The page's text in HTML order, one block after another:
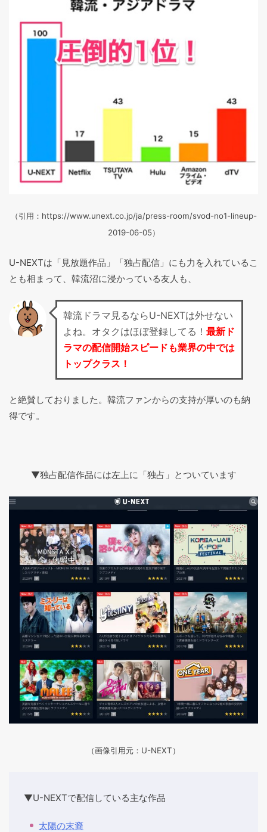
（引用：https://www.unext.co.jp/ja/press-room/svod-no1-lineup-
2019-06-05）
U-NEXTは「見放題作品」「独占配信」にも力を入れているこ
とも相まって、韓流沼に浸かっている友人も、
韓流ドラマ見るならU-NEXTは外せない
よね。オタクはほぼ登録してる！ 最新ド
ラマの配信開始スピードも業界の中では
トップクラス！
と絶賛しておりました。韓流ファンからの支持が厚いのも納
得です。
▼独占配信作品には左上に「独占」とついています
（画像引用元：U-NEXT）
▼U-NEXTで配信している主な作品
太陽の末裔